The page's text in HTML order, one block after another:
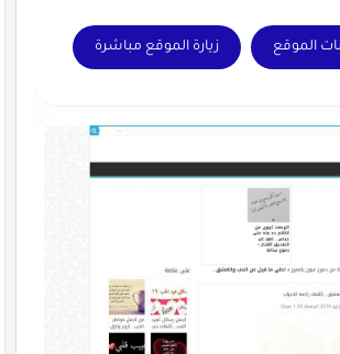
الموقع زيارة الموقع مباشرة